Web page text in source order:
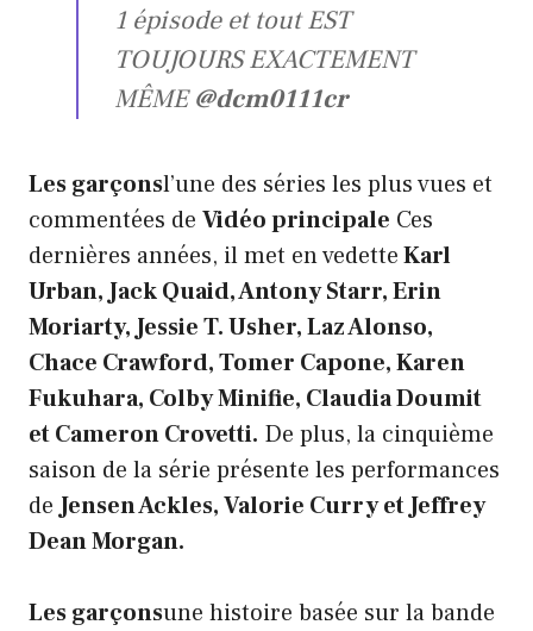
1 épisode et tout EST
TOUJOURS EXACTEMENT
MÊME@dcm0111cr
Les garçonsl’une des séries les plus vues et
commentées de Vidéo principale Ces
dernières années, il met en vedetteKarl
Urban, Jack Quaid, Antony Starr, Erin
Moriarty, Jessie T. Usher, Laz Alonso,
Chace Crawford, Tomer Capone, Karen
Fukuhara, Colby Minifie, Claudia Doumit
et Cameron Crovetti. De plus, la cinquième
saison de la série présente les performances
deJensen Ackles, Valorie Curry et Jeffrey
Dean Morgan.
Les garçonsune histoire basée sur la bande